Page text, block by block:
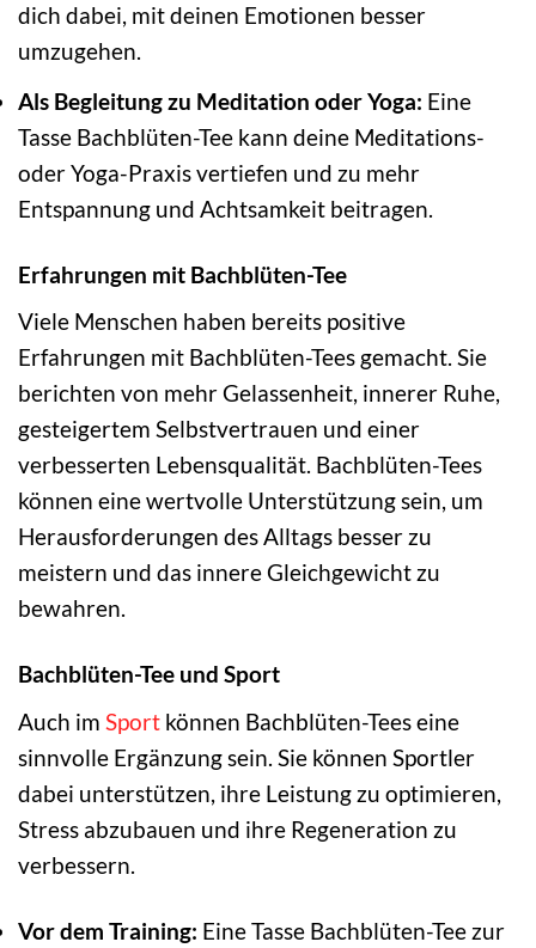
dich dabei, mit deinen Emotionen besser
umzugehen.
Als Begleitung zu Meditation oder Yoga: Eine
Tasse Bachblüten-Tee kann deine Meditations-
oder Yoga-Praxis vertiefen und zu mehr
Entspannung und Achtsamkeit beitragen.
Erfahrungen mit Bachblüten-Tee
Viele Menschen haben bereits positive
Erfahrungen mit Bachblüten-Tees gemacht. Sie
berichten von mehr Gelassenheit, innerer Ruhe,
gesteigertem Selbstvertrauen und einer
verbesserten Lebensqualität. Bachblüten-Tees
können eine wertvolle Unterstützung sein, um
Herausforderungen des Alltags besser zu
meistern und das innere Gleichgewicht zu
bewahren.
Bachblüten-Tee und Sport
Auch im Sport können Bachblüten-Tees eine
sinnvolle Ergänzung sein. Sie können Sportler
dabei unterstützen, ihre Leistung zu optimieren,
Stress abzubauen und ihre Regeneration zu
verbessern.
Vor dem Training: Eine Tasse Bachblüten-Tee zur